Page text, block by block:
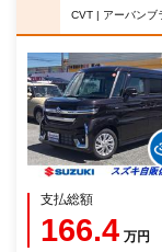
CVT | アーバンブ
支払総額
166.4 万円